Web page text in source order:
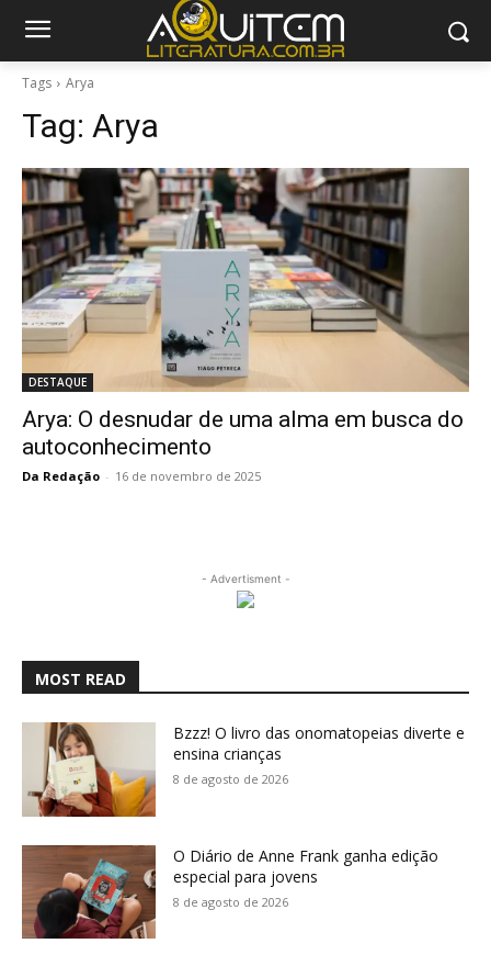
Tags Arya
Tag: Arya
DESTAQUE
Arya: O desnudar de uma alma em busca do
autoconhecimento
Da Redação - 16 de novembro de 2025
- Advertisment -
MOST READ
Bzzz! O livro das onomatopeias diverte e
ensina crianças
8 de agosto de 2026
O Diário de Anne Frank ganha edição
especial para jovens
8 de agosto de 2026